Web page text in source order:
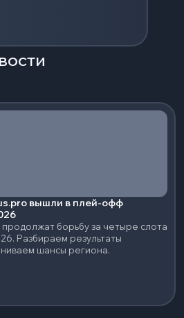
вышли в плей-офф
борьбу за четыре слота
Разбираем результаты
шансы региона.